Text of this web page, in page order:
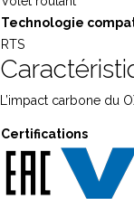
Technologie
RTS
L’impact carbone du
Certifications